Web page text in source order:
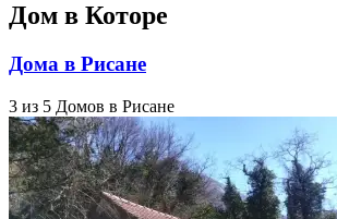
Дом в Которе
Дома в Рисане
3 из 5 Домов в Рисане